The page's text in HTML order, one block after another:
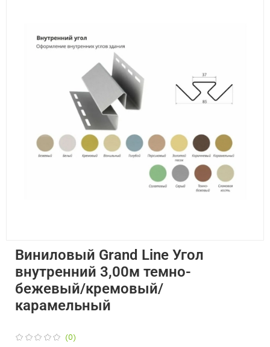
(0)
Виниловый Grand Line Угол
внутренний 3,00м темно-
бежевый/кремовый/
карамельный